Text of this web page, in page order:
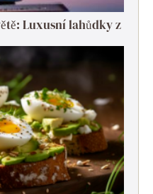
Luxusní lahůdky z